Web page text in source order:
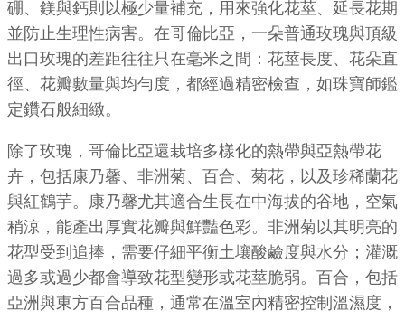
硼、鎂與鈣則以極少量補充，用來強化花莖、延長花期
並防止生理性病害。在哥倫比亞，一朵普通玫瑰與頂級
出口玫瑰的差距往往只在毫米之間：花莖長度、花朵直
徑、花瓣數量與均勻度，都經過精密檢查，如珠寶師鑑
定鑽石般細緻。
除了玫瑰，哥倫比亞還栽培多樣化的熱帶與亞熱帶花
卉，包括康乃馨、非洲菊、百合、菊花，以及珍稀蘭花
與紅鶴芋。康乃馨尤其適合生長在中海拔的谷地，空氣
稍涼，能產出厚實花瓣與鮮豔色彩。非洲菊以其明亮的
花型受到追捧，需要仔細平衡土壤酸鹼度與水分；灌溉
過多或過少都會導致花型變形或花莖脆弱。百合，包括
亞洲與東方百合品種，通常在溫室內精密控制溫濕度，